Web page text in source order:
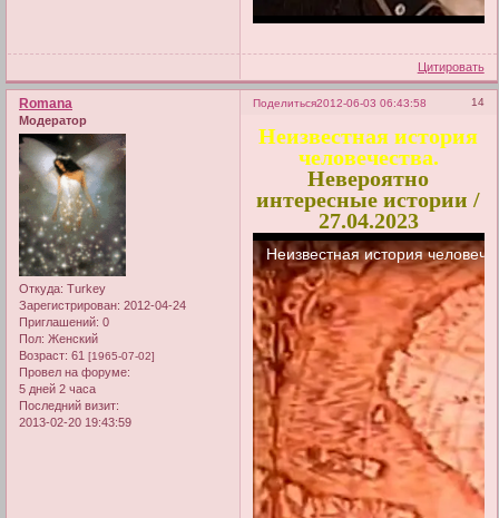
Цитировать
Поделиться 14
2012-06-03 06:43:58
Romana
Модератор
Откуда: Turkey
Зарегистрирован: 2012-04-24
Приглашений: 0
Пол: Женский
Возраст: 61 [1965-07-02]
Провел на форуме:
5 дней 2 часа
Последний визит:
2013-02-20 19:43:59
Неизвестная история
человечества.
Невероятно
интересные истории /
27.04.2023